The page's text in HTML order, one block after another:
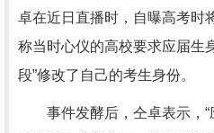
卓在近日直播时，自曝高考时
称当时心仪的高校要求应届生
段”修改了自己的考生身份。
事件发酵后，仝卓表示，“